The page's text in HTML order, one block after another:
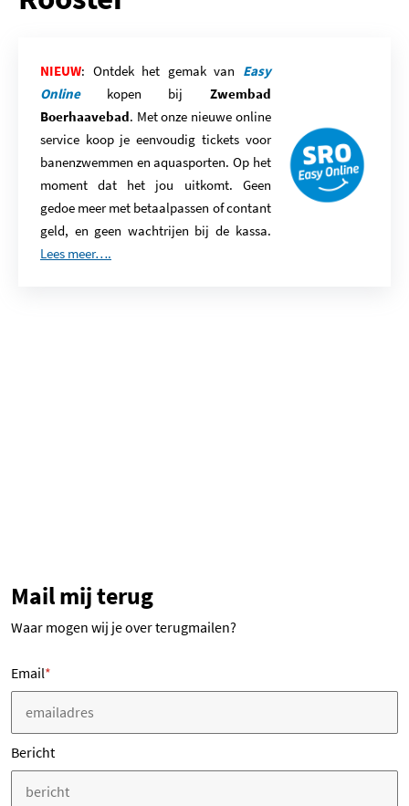
NIEUW: Ontdek het gemak van Easy
Onlinekopen bij Zwembad
Boerhaavebad. Met onze nieuwe online
service koop je eenvoudig tickets voor
banenzwemmen en aquasporten. Op het
moment dat het jou uitkomt. Geen
gedoe meer met betaalpassen of contant
geld, en geen wachtrijen bij de kassa.
Lees meer….
Mail mij terug
Waar mogen wij je over terugmailen?
Email*
Bericht